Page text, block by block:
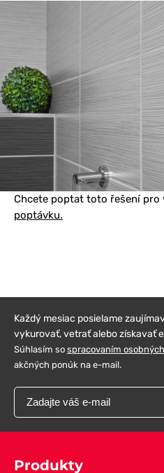
Chcete poptat toto řešení pro
poptávku.
Každý mesiac posielame
vykurovať, vetrať alebo získavať
Súhlasím so spracovaním
akčných ponúk na e-mail.
Produkty